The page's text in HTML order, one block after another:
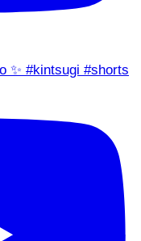
✨ #kintsugi #shorts